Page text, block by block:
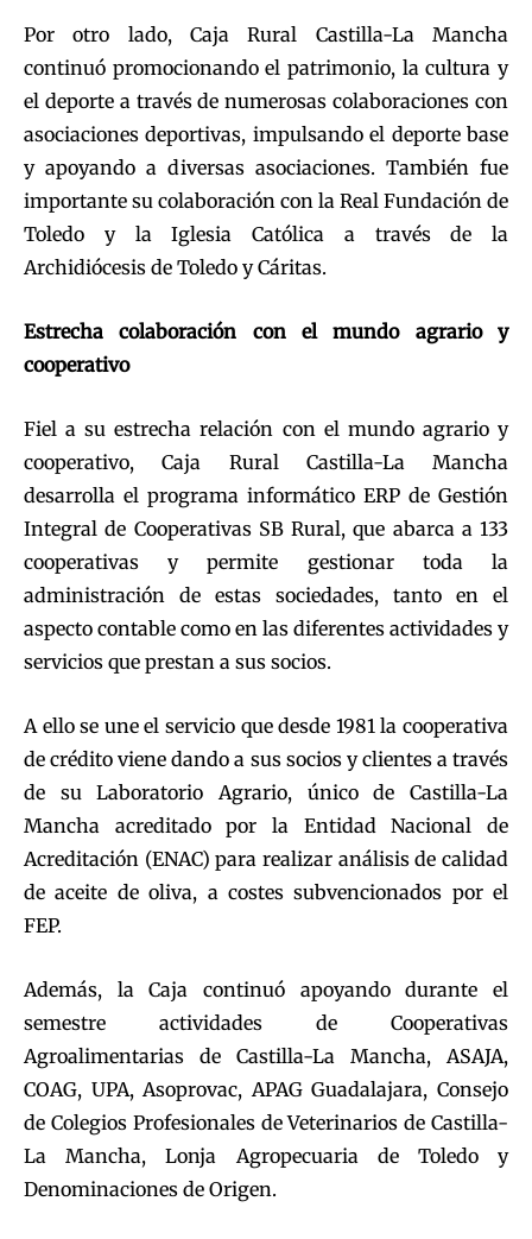
Por otro lado, Caja Rural Castilla-La Mancha
continuó promocionando el patrimonio, la cultura y
el deporte a través de numerosas colaboraciones con
asociaciones deportivas, impulsando el deporte base
y apoyando a diversas asociaciones. También fue
importante su colaboración con la Real Fundación de
Toledo y la Iglesia Católica a través de la
Archidiócesis de Toledo y Cáritas.
Estrecha colaboración con el mundo agrario y
cooperativo
Fiel a su estrecha relación con el mundo agrario y
cooperativo, Caja Rural Castilla-La Mancha
desarrolla el programa informático ERP de Gestión
Integral de Cooperativas SB Rural, que abarca a 133
cooperativas y permite gestionar toda la
administración de estas sociedades, tanto en el
aspecto contable como en las diferentes actividades y
servicios que prestan a sus socios.
A ello se une el servicio que desde 1981 la cooperativa
de crédito viene dando a sus socios y clientes a través
de su Laboratorio Agrario, único de Castilla-La
Mancha acreditado por la Entidad Nacional de
Acreditación (ENAC) para realizar análisis de calidad
de aceite de oliva, a costes subvencionados por el
FEP.
Además, la Caja continuó apoyando durante el
semestre actividades de Cooperativas
Agroalimentarias de Castilla-La Mancha, ASAJA,
COAG, UPA, Asoprovac, APAG Guadalajara, Consejo
de Colegios Profesionales de Veterinarios de Castilla-
La Mancha, Lonja Agropecuaria de Toledo y
Denominaciones de Origen.